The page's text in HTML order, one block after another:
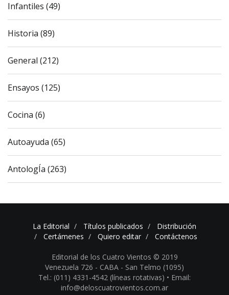
Infantiles (49)
Historia (89)
General (212)
Ensayos (125)
Cocina (6)
Autoayuda (65)
AntologÍa (263)
La Editorial Títulos publicados
Distribución
Certámenes
Quiero editar Contáctenos
Editorial de los Cuatro Vientos © 2019
Venezuela 726 - CABA - San Telmo (1095)
Tel.: (011) 4331-4542 (líneas rotativas) • Email:
info@deloscuatrovientos.com.ar